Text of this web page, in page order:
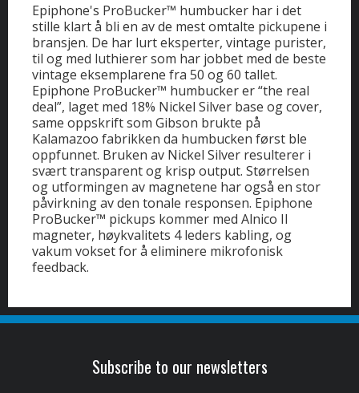
Epiphone's ProBucker™ humbucker har i det
stille klart å bli en av de mest omtalte pickupene i
bransjen. De har lurt eksperter, vintage purister,
til og med luthierer som har jobbet med de beste
vintage eksemplarene fra 50 og 60 tallet.
Epiphone ProBucker™ humbucker er “the real
deal”, laget med 18% Nickel Silver base og cover,
same oppskrift som Gibson brukte på
Kalamazoo fabrikken da humbucken først ble
oppfunnet. Bruken av Nickel Silver resulterer i
svært transparent og krisp output. Størrelsen
og utformingen av magnetene har også en stor
påvirkning av den tonale responsen. Epiphone
ProBucker™ pickups kommer med Alnico II
magneter, høykvalitets 4 leders kabling, og
vakum vokset for å eliminere mikrofonisk
feedback.
Subscribe to our newsletters